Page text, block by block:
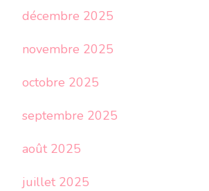
décembre 2025
novembre 2025
octobre 2025
septembre 2025
août 2025
juillet 2025